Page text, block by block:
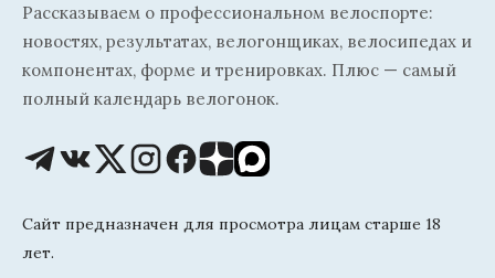
Рассказываем о профессиональном велоспорте:
новостях, результатах, велогонщиках, велосипедах и
компонентах, форме и тренировках. Плюс — самый
полный календарь велогонок.
Сайт предназначен для просмотра лицам старше 18
лет.